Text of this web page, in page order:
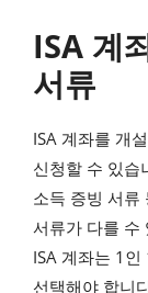
ISA 계
서류
ISA 계좌를 개
신청할 수 있습
소득 증빙 서류
서류가 다를 수
ISA 계좌는 1
선택해야 합니